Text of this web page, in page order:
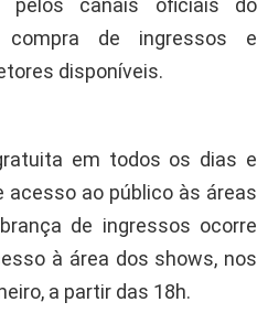
pelos canais oficiais do
de ingressos e
disponíveis.
em todos os dias e
acesso ao público às áreas
de ingressos ocorre
à área dos shows, nos
a partir das 18h.